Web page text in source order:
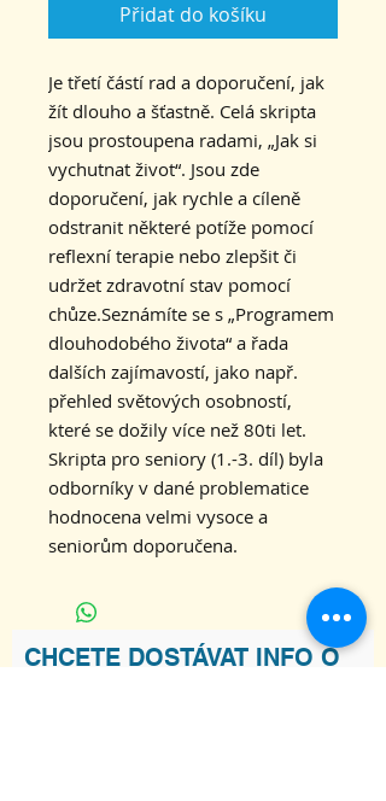
Přidat do košíku
Je třetí částí rad a doporučení, jak
žít dlouho a šťastně. Celá skripta
jsou prostoupena radami, „Jak si
vychutnat život“. Jsou zde
doporučení, jak rychle a cíleně
odstranit některé potíže pomocí
reflexní terapie nebo zlepšit či
udržet zdravotní stav pomocí
chůze.Seznámíte se s „Programem
dlouhodobého života“ a řada
dalších zajímavostí, jako např.
přehled světových osobností,
které se dožily více než 80ti let.
Skripta pro seniory (1.-3. díl) byla
odborníky v dané problematice
hodnocena velmi vysoce a
seniorům doporučena.
CHCETE DOSTÁVAT INFO O